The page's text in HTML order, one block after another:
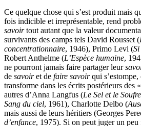
Ce quelque chose qui s’est produit mais
fois indicible et irreprésentable, rend
savoirtout autant que la valeur
survivants des camps tels David Rousset (
concentrationnaire, 1946), Primo Levi (Si
Robert Anthelme (L’Espèce humaine,
ne pourront jamais faire partager leur
de savoiret de faire savoirqui s’estompe,
transforme dans les écrits postérieurs des
autres d’Anna Langfus (Le Sel et le Soufre
Sang du ciel, 1961), Charlotte Delbo (
mais aussi de leurs héritiers (Georges
d’enfance, 1975). Si on peut juger un